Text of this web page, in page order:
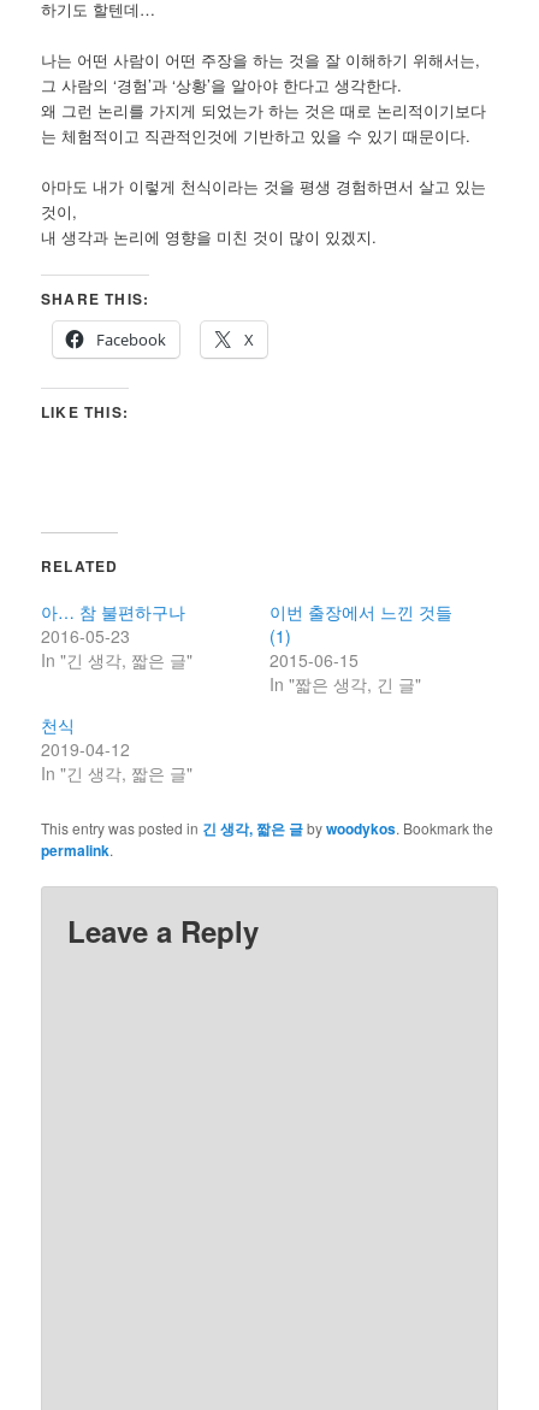
하기도 할텐데…
나는 어떤 사람이 어떤 주장을 하는 것을 잘 이해하기 위해서는,
그 사람의 ‘경험’과 ‘상황’을 알아야 한다고 생각한다.
왜 그런 논리를 가지게 되었는가 하는 것은 때로 논리적이기보다
는 체험적이고 직관적인것에 기반하고 있을 수 있기 때문이다.
아마도 내가 이렇게 천식이라는 것을 평생 경험하면서 살고 있는
것이,
내 생각과 논리에 영향을 미친 것이 많이 있겠지.
SHARE THIS:
Facebook
X
LIKE THIS:
RELATED
아… 참 불편하구나
2016-05-23
In "긴 생각, 짧은 글"
이번 출장에서 느낀 것들
(1)
2015-06-15
In "짧은 생각, 긴 글"
천식
2019-04-12
In "긴 생각, 짧은 글"
This entry was posted in 긴 생각, 짧은 글bywoodykos. Bookmark the
permalink.
Leave a Reply